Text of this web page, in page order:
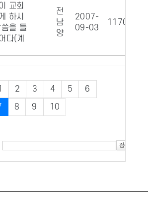
교회
하시
을 들
다(계
전
남
양
2007-
09-03
11702
2 3 4 5
6
8 9 10